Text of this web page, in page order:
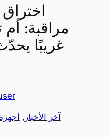
مراقبة:
غريبًا
آخر الأخبار , أجهزة